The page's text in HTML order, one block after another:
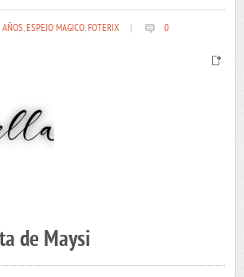
,ESPEJO MAGICO,FOTERIX 0
de Maysi